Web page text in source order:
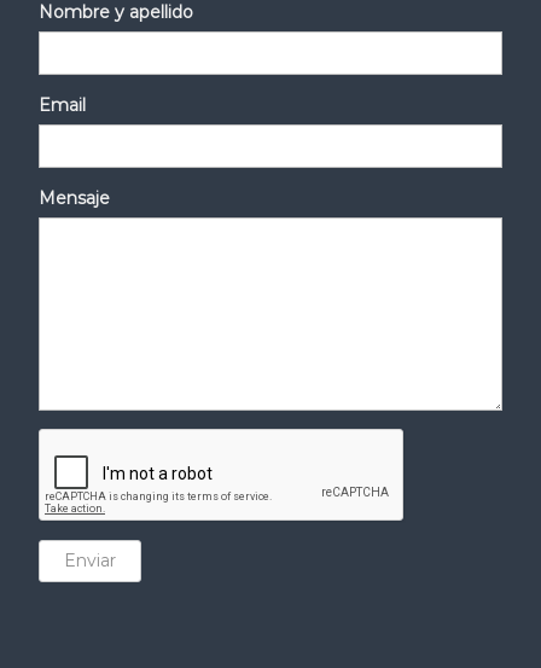
Nombre y apellido
Email
Mensaje
Enviar